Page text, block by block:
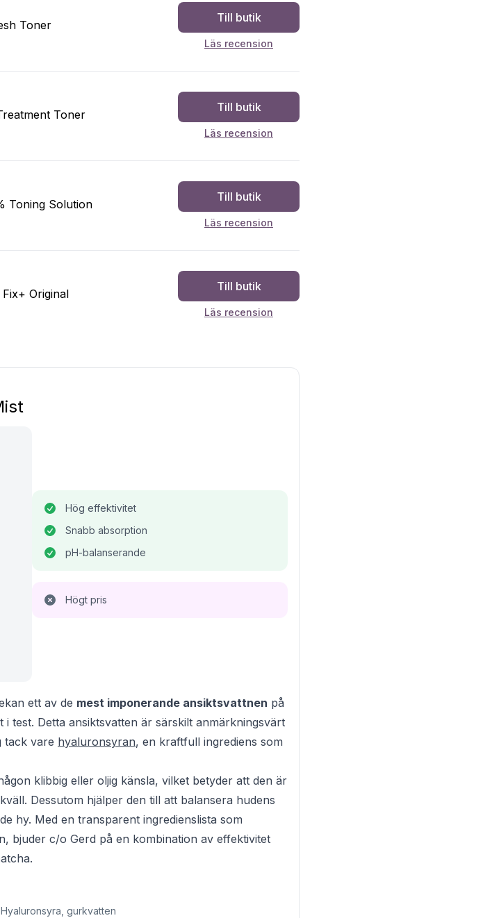
Toner
Till butik
Läs recension
Toner
Till butik
Läs recension
Toning Solution
Till butik
Läs recension
Original
Till butik
Läs recension
Hög effektivitet
Snabb absorption
pH-balanserande
Högt pris
ett av de mest imponerande ansiktsvattnen på
test. Detta ansiktsvatten är särskilt anmärkningsvärt
tack vare hyaluronsyran, en kraftfull ingrediens som
klibbig eller oljig känsla, vilket betyder att den är
Dessutom hjälper den till att balansera hudens
hy. Med en transparent ingredienslista som
bjuder c/o Gerd på en kombination av effektivitet
Hyaluronsyra, gurkvatten